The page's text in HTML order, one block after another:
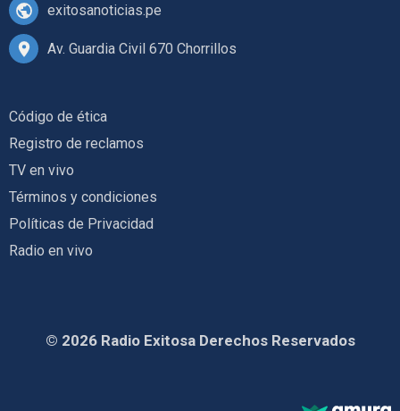
exitosanoticias.pe
Av. Guardia Civil 670 Chorrillos
Código de ética
Registro de reclamos
TV en vivo
Términos y condiciones
Políticas de Privacidad
Radio en vivo
© 2026 Radio Exitosa Derechos Reservados